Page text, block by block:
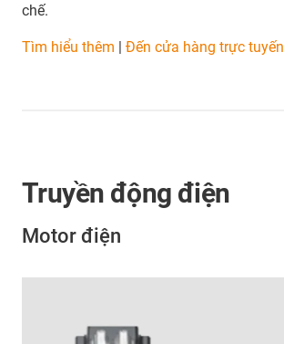
chế.
Tìm hiểu thêm | Đến cửa hàng trực tuyến
Truyền động điện
Motor điện